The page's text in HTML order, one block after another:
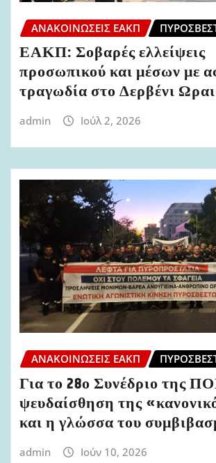
ΑΝΑΚΟΙΝΏΣΕΙΣ ΕΑΚΠ
ΕΑΚΠ: Σοβαρές ελλείψεις
προσωπικού και μέσων με
τραγωδία στο Δερβένι
admin Ιούλ 2, 2026
ΑΝΑΚΟΙΝΏΣΕΙΣ ΕΑΚΠ
Για το 28ο Συνέδριο της
ψευδαίσθηση της
και η γλώσσα του
admin Ιούν 10, 2026